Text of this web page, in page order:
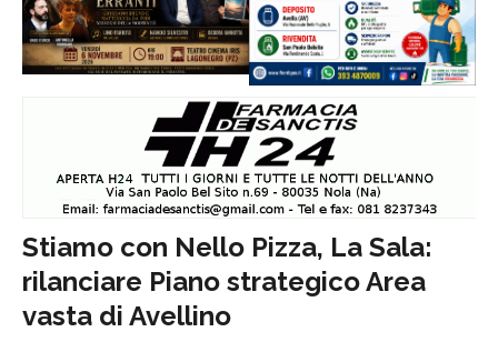
Stiamo con Nello Pizza, La Sala:
rilanciare Piano strategico Area
vasta di Avellino